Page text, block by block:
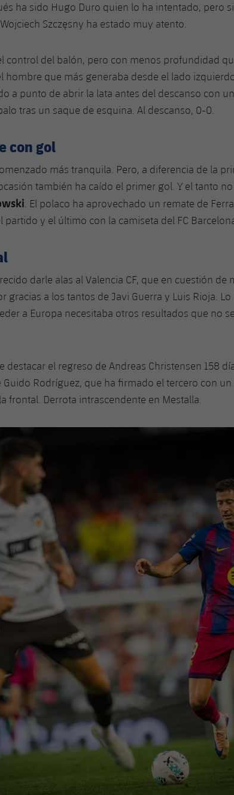
ha sido Hugo Duro quien lo ha intentado, pero
Wojciech Szczęsny ha estado muy atento.
control del balón, pero con menos profundidad
hombre que más generaba desde el lado
a punto de abrir la lata antes del descanso con
tras un saque de esquina. Al descanso, 0-0.
con gol
más tranquila. Pero, a diferencia de la
también ha caído el primer gol. Y el tanto
. El polaco ha aprovechado un remate de
y el último con la camiseta del FC
darle alas alValencia CF, que en cuestión de
gracias a los tantos de Javi Guerra y Luis Rioja.
a Europa necesitaba otros resultados que no
destacar el regreso de Andreas Christensen 158
Guido Rodríguez, que ha firmado el tercero con
frontal. Derrota intrascendente en Mestalla.